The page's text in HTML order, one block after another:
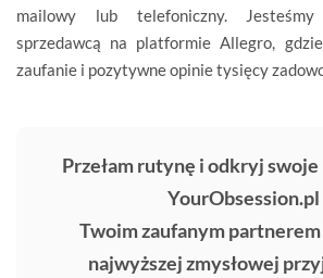
mailowy lub telefoniczny.
sprzedawcą na platformie Allegro,
zaufanie i pozytywne opinie tysięcy
Przełam rutynę i odkryj swoje
YourObsession.pl
Twoim zaufanym
najwyższej zmysłowej